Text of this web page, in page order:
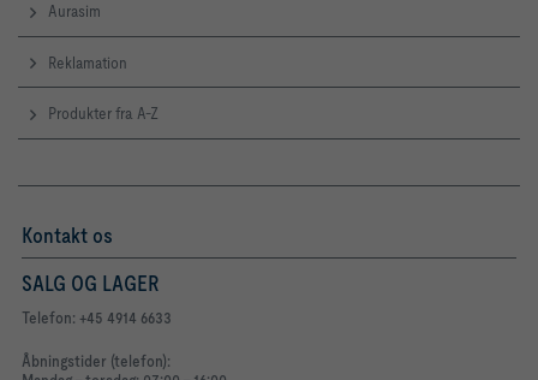
Aurasim
Reklamation
Produkter fra A-Z
Kontakt os
SALG OG LAGER
Telefon: +45 4914 6633
Åbningstider (telefon):